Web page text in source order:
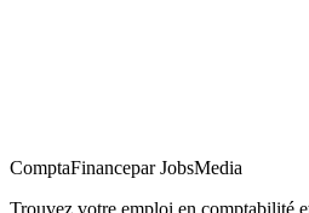
ComptaFinancepar JobsMedia
Trouvez votre emploi en comptabilité